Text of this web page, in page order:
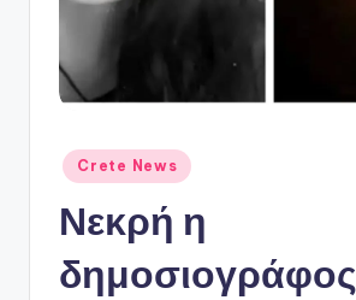
o
Αναρτήθηκε
σε
Crete News
Νεκρή η
δημοσιογράφος